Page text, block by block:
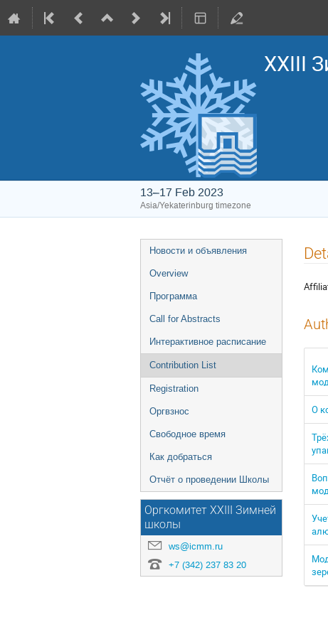
XXIII
13–17 Feb 2023
Asia/Yekaterinburg timezone
Event
menu
Новости и объявления
Overview
Программа
Call for Abstracts
Интерактивное расписание
Contribution List
Registration
Оргвзнос
Свободное время
Как добраться
Отчёт о проведении Школы
Оргкомитет XXIII Зимней
школы
ws@icmm.ru
+7 (342) 237 83 20
О